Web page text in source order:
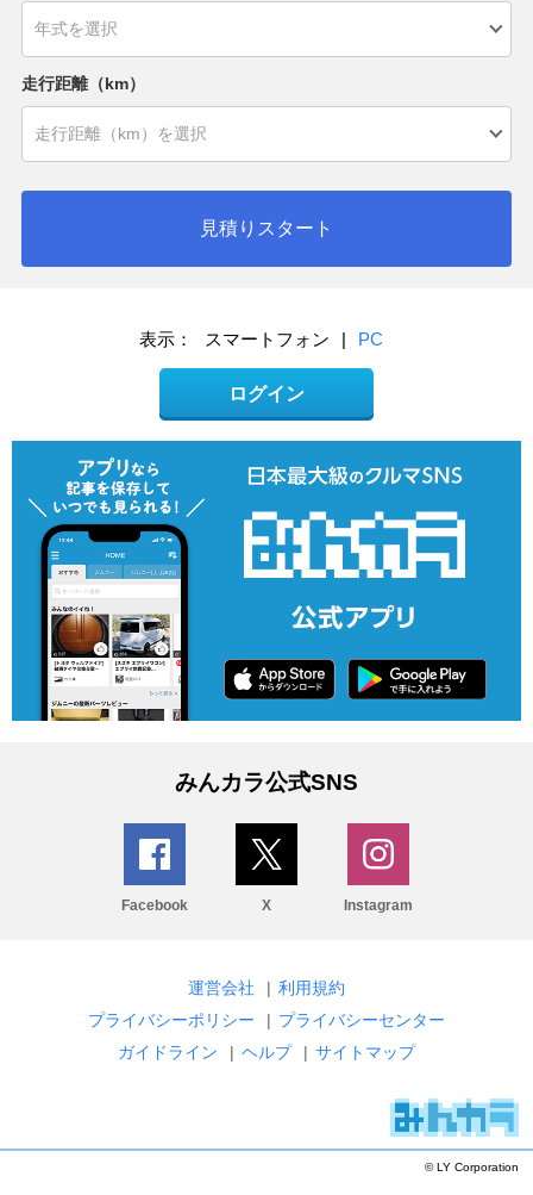
走行距離（km）
見積りスタート
表示： スマートフォン | PC
ログイン
みんカラ公式SNS
Facebook X Instagram
運営会社 | 利用規約
プライバシーポリシー
| プライバシーセンター
ガイドライン
| ヘルプ | サイトマップ
© LY Corporation